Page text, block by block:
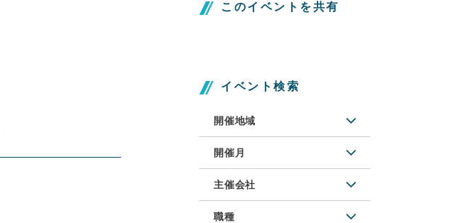
このイベントを共有
イベント検索
開催地域
開催月
主催会社
職種